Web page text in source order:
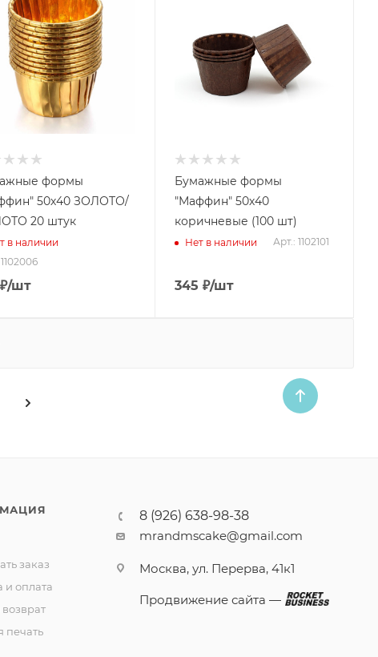
формы
50х40 ЗОЛОТО/
20 штук
в наличии
/шт
Бумажные формы
"Маффин" 50х40
коричневые (100 шт)
Нет в наличии Арт.: 1102101
345 ₽/шт
заказ
и оплата
печать
8 (926) 638-98-38
mrandmscake@gmail.com
Москва, ул. Перерва, 41к1
Продвижение сайта —